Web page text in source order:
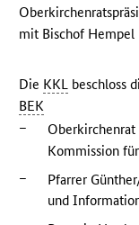
mit Bischof Hempel
Die KKL beschloss
BEK
–
Oberkirchenrat
Kommission
–
Pfarrer
und